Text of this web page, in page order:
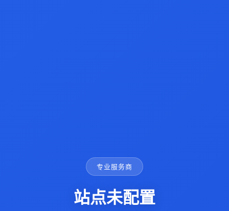
专业服务商
站点未配置